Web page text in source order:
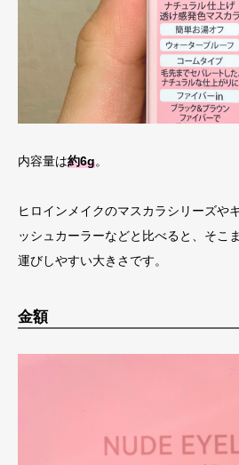
内容量は約6g。
ヒロインメイクのマスカラシリーズや
ッシュカーラーなどと比べると、そこ
運びしやすい大きさです。
金額